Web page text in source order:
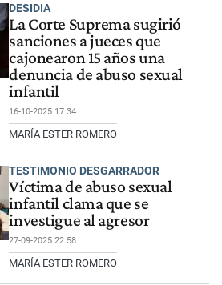
DESIDIA
La Corte Suprema sugirió
sanciones a jueces que
cajonearon 15 años una
denuncia de abuso sexual
infantil
16-10-2025 17:34
MARÍA ESTER ROMERO
TESTIMONIO DESGARRADOR
Víctima de abuso sexual
infantil clama que se
investigue al agresor
27-09-2025 22:58
MARÍA ESTER ROMERO